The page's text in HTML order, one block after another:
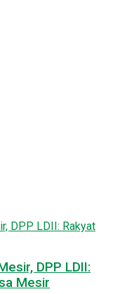
DPP LDII:
Mesir